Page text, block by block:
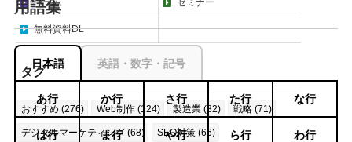
コラム セミナー
無料資料DL
タグ
おすすめ (276) Web制作 (124) 製造業 (82) 戦略 (71)
デジタルマーケティング (68)
SEO対策 (66)
用語集
日本語 英語・数字・記号
あ行 か行 さ行 た行 な行
は行 ま行 や行 ら行 わ行